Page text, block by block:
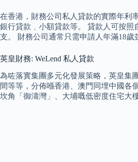
在香港，財務公司私人貸款的實際年利
銀行貸款﹑小額貸款等。 貸款人可按
支。 財務公司通常只需申請人年滿18
英皇財務: WeLend 私人貸款
為咗落實集團多元化發展策略，英皇集
間等等，分佈喺香港、澳門同埋中國各
坎角「御濤灣」、大埔嘅低密度住宅大